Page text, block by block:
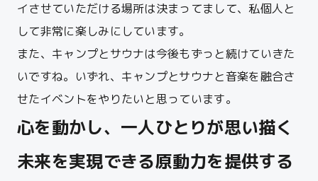
イさせていただける場所は決まってまして、私個人と
して非常に楽しみにしています。
また、キャンプとサウナは今後もずっと続けていきた
いですね。 いずれ、キャンプとサウナと音楽を融合さ
せたイベントをやりたいと思っています。
心を動かし、一人ひとりが思い描く
未来を実現できる原動力を提供する